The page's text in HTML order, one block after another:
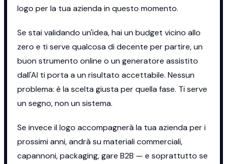
logo per la tua azienda in questo momento.
Se stai validando un'idea, hai un budget vicino allo
zero e ti serve qualcosa di decente per partire, un
buon strumento online o un generatore assistito
dall'AI ti porta a un risultato accettabile. Nessun
problema: è la scelta giusta per quella fase. Ti serve
un segno, non un sistema.
Se invece il logo accompagnerà la tua azienda per i
prossimi anni, andrà su materiali commerciali,
capannoni, packaging, gare B2B — e soprattutto se